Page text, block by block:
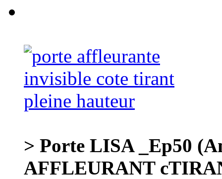
> Porte LISA _Ep50
AFFLEURANT